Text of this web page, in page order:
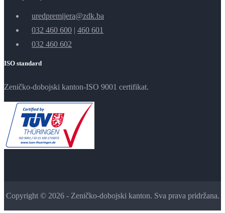
uredpremijera@zdk.ba
032 460 600 | 460 601
032 460 602
ISO standard
Zeničko-dobojski kanton-ISO 9001 certifikat.
Copyright © 2026 - Zeničko-dobojski kanton. Sva prava pridržana.